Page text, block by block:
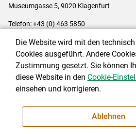
Museumgasse 5, 9020 Klagenfurt
Telefon: +43 (0) 463 5850
Impressum|Kontakt|
Cookie-Einstellungen
NEWSLETTER
Die Website wird mit den
Cookies ausgeführt. Andere
Zustimmung gesetzt. Sie können
diese Website in den Cookie-
einsehen und korrigieren.
Ablehnen